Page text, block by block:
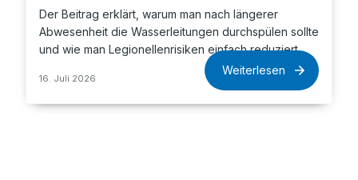
Der Beitrag erklärt, warum man nach längerer
Abwesenheit die Wasserleitungen durchspülen sollte
und wie man Legionellenrisiken einfach reduziert.
16. Juli 2026
Weiterlesen